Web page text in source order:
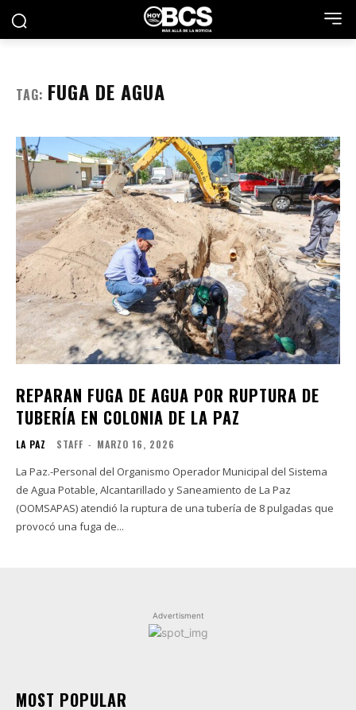
TAG: FUGA DE AGUA
REPARAN FUGA DE AGUA POR RUPTURA DE
TUBERÍA EN COLONIA DE LA PAZ
LA PAZ STAFF - MARZO 16, 2026
La Paz.-Personal del Organismo Operador Municipal del Sistema
de Agua Potable, Alcantarillado y Saneamiento de La Paz
(OOMSAPAS) atendió la ruptura de una tubería de 8 pulgadas que
provocó una fuga de...
Advertisment
MOST POPULAR